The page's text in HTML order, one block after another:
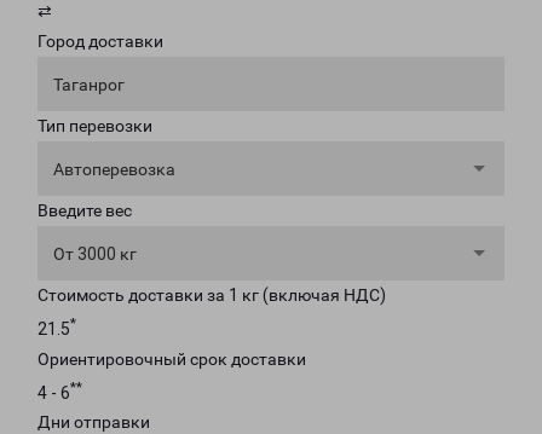
⇄
Город доставки
Таганрог
Тип перевозки
Автоперевозка
Введите вес
От 3000 кг
Стоимость доставки за 1 кг (включая НДС)
21.5*
Ориентировочный срок доставки
4 - 6**
Дни отправки